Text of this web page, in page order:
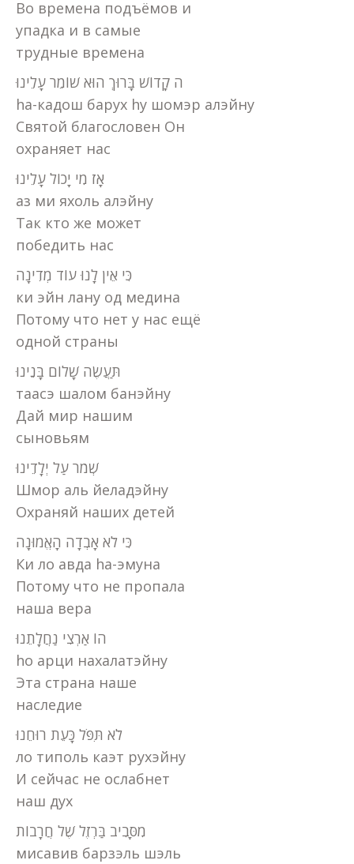
Во времена подъёмов и
упадка и в самые
трудные времена
ה קָדוֹשׁ בָּרוּךְ הוּא שׁוֹמֵר עָלֵינוּ
ha-кадош барух hу шомэр алэйну
Святой благословен Он
охраняет нас
אָז מִי יָכוֹל עָלֵינוּ
аз ми яхоль алэйну
Так кто же может
победить нас
כִּי אֵין לָנוּ עוֹד מְדִינָה
ки эйн лану од медина
Потому что нет у нас ещё
одной страны
תַּעֲשֶׂה שָׁלוֹם בָּנֵינוּ
таасэ шалом банэйну
Дай мир нашим
сыновьям
שְׁמֹר עַל יְלָדֵינוּ
Шмор аль йеладэйну
Охраняй наших детей
כִּי לֹא אָבְדָה הָאֱמוּנָה
Ки ло авда hа-эмуна
Потому что не пропала
наша вера
הוֹ אַרְצִי נַחֲלָתֵנוּ
hо арци нахалатэйну
Эта страна наше
наследие
לֹא תִּפֹּל כָּעֵת רוּחֵנוּ
ло типоль каэт рухэйну
И сейчас не ослабнет
наш дух
מִסָּבִיב בַּרְזֶל שֶׁל חֲרָבוֹת
мисавив барзэль шэль